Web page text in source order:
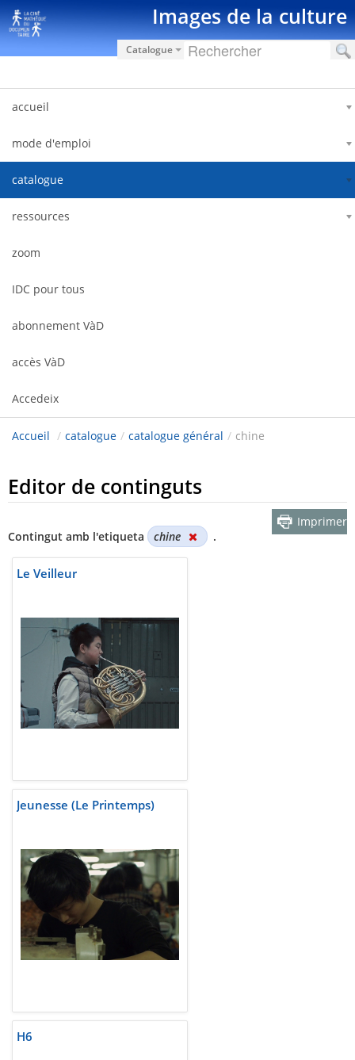
Salta al contigut Images de la culture
Catalogue
accueil
mode d'emploi
catalogue
ressources
zoom
IDC pour tous
abonnement VàD
accès VàD
Accedeix
Accueil / catalogue / catalogue général / chine
Editor de continguts
Contingut amb l'etiqueta chine .
Imprimer
Le Veilleur
Jeunesse (Le Printemps)
H6